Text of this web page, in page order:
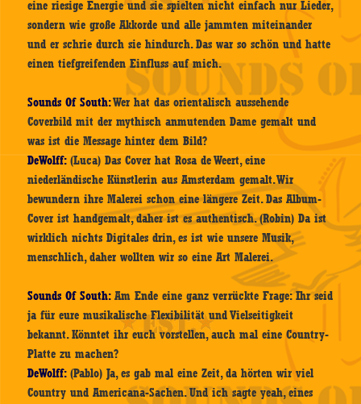
eine riesige Energie und sie spielten nicht einfach nur Lieder,
sondern wie große Akkorde und alle jammten miteinander
und er schrie durch sie hindurch. Das war so schön und hatte
einen tiefgreifenden Einfluss auf mich.
Sounds Of South:Wer hat das orientalisch aussehende
Coverbild mit der mythisch anmutenden Dame gemalt und
was ist die Message hinter dem Bild?
DeWolff:(Luca) Das Cover hat Rosa de Weert, eine
niederländische Künstlerin aus Amsterdam gemalt. Wir
bewundern ihre Malerei schon eine längere Zeit. Das Album-
Cover ist handgemalt, daher ist es authentisch. (Robin) Da ist
wirklich nichts Digitales drin, es ist wie unsere Musik,
menschlich, daher wollten wir so eine Art Malerei.
Sounds Of South:Am Ende eine ganz verrückte Frage: Ihr seid
ja für eure musikalische Flexibilität und Vielseitigkeit
bekannt. Könntet ihr euch vorstellen, auch mal eine Country-
Platte zu machen?
DeWolff:(Pablo) Ja, es gab mal eine Zeit, da hörten wir viel
Country und Americana-Sachen. Und ich sagte yeah, eines